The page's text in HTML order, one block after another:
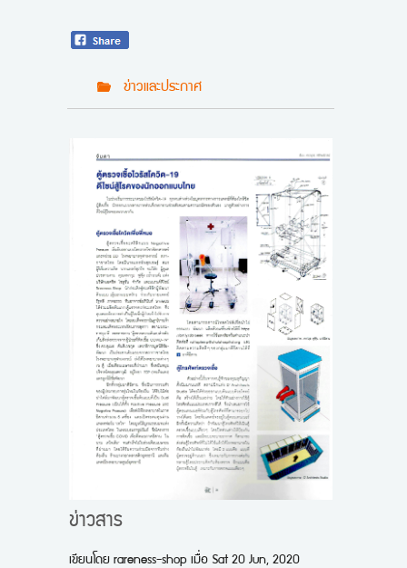
ข่าวและประกาศ
ข่าวสาร
เขียนโดย rareness-shop เมื่อ Sat 20 Jun, 2020